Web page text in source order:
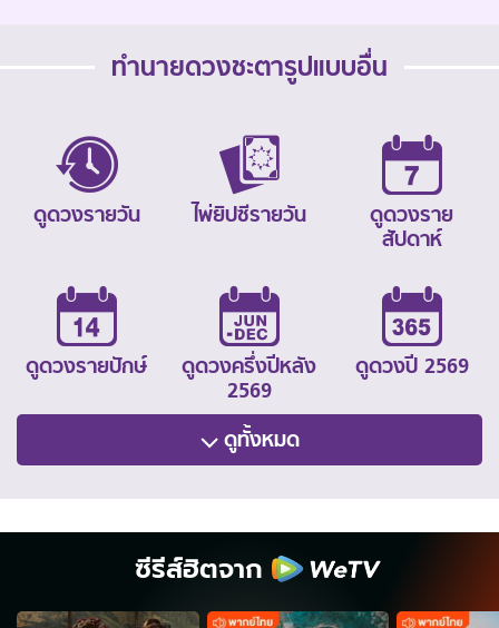
ทำนายดวงชะตารูปแบบอื่น
ดูดวงรายวัน ไพ่ยิปซีรายวัน
ดูดวงราย
สัปดาห์
ดูดวงรายปักษ์
ดูดวงครึ่งปีหลัง
2569
ดูดวงปี 2569
ดูทั้งหมด
ซีรีส์ฮิตจาก